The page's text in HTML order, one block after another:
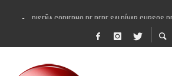
DISEÑA GOBIERNO DE PEPE SALDÍVAR CURSOS
REFRENDAN LOS 28 DELEGADOS Y 14
FORTALECE GOBIERNO DE PEPE SALDÍVAR LA